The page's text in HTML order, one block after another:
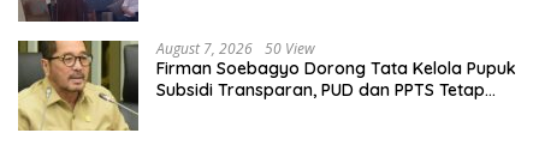
August 7, 2026 50 View
Firman Soebagyo Dorong Tata Kelola Pupuk
Subsidi Transparan, PUD dan PPTS Tetap